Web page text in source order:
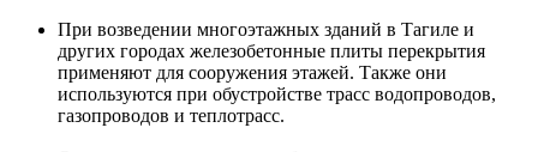
При возведении многоэтажных зданий в Тагиле и
других городах железобетонные плиты перекрытия
применяют для сооружения этажей. Также они
используются при обустройстве трасс водопроводов,
газопроводов и теплотрасс.